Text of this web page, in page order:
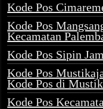
Kode Pos
Kode Pos
Kecamatan
Kode Pos Sipin
Kode Pos
Kode Pos di
Kode Pos